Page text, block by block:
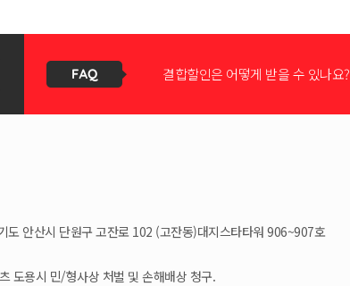
결합할인은 어떻게 받을 수 있나요?
휴대폰 일시불로 구매도 가능한가요?
도 안산시 단원구 고잔로 102 (고잔동)대지스타타워 906~907호
도용시 민/형사상 처벌 및 손해배상 청구.